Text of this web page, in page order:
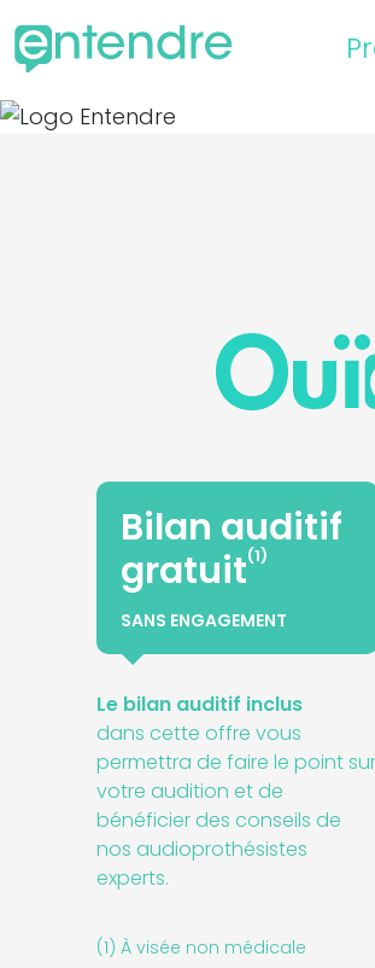
Bilan auditif
gratuit(1)
SANS ENGAGEMENT
Le bilan auditif inclus
dans cette offre vous
permettra de faire le point sur
votre audition et de
bénéficier des conseils de
nos audioprothésistes
experts.
(1) À visée non médicale